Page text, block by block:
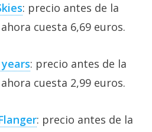
: precio antes de la
cuesta 6,69 euros.
: precio antes de la
cuesta 2,99 euros.
: precio antes de la